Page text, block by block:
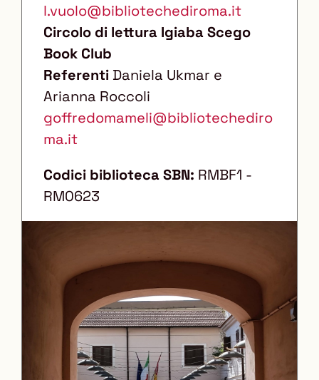
l.vuolo@bibliotechediroma.it
Circolo di lettura Igiaba Scego
Book Club
Referenti Daniela Ukmar e
Arianna Roccoli
goffredomameli@bibliotechediro
ma.it
Codici biblioteca SBN: RMBF1 -
RM0623